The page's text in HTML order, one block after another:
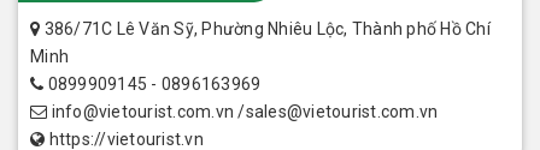
386/71C Lê Văn Sỹ, Phường Nhiêu Lộc, Thành phố Hồ Chí
Minh
0899909145 - 0896163969
info@vietourist.com.vn /sales@vietourist.com.vn
https://vietourist.vn